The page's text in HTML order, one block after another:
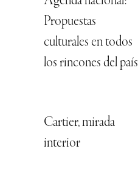
Propuestas
culturales en todos
los rincones del país
Cartier, mirada
interior